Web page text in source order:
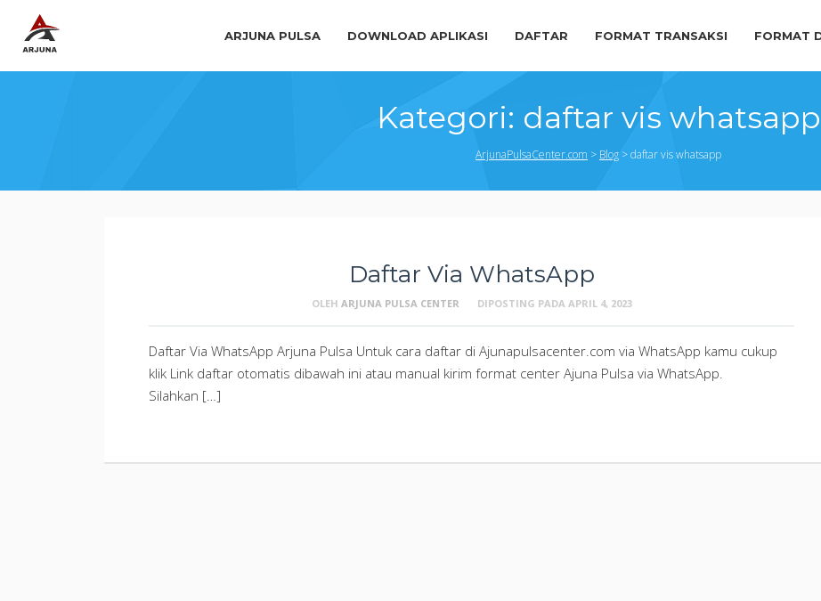
ARJUNA PULSA DOWNLOAD APLIKASI DAFTAR FORMAT TRANSAKSI FORMAT
Kategori: daftar vis whatsapp
ArjunaPulsaCenter.com > Blog >daftar vis whatsapp
Daftar Via WhatsApp
OLEH ARJUNA PULSA CENTER DIPOSTING PADA APRIL 4, 2023
Daftar Via WhatsApp Arjuna Pulsa Untuk cara daftar di Ajunapulsacenter.com via WhatsApp kamu cukup
klik Link daftar otomatis dibawah ini atau manual kirim format center Ajuna Pulsa via WhatsApp.
Silahkan […]